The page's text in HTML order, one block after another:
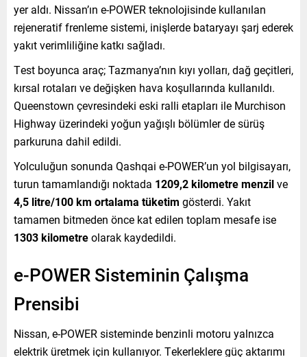
yer aldı. Nissan’ın e-POWER teknolojisinde kullanılan
rejeneratif frenleme sistemi, inişlerde bataryayı şarj ederek
yakıt verimliliğine katkı sağladı.
Test boyunca araç; Tazmanya’nın kıyı yolları, dağ geçitleri,
kırsal rotaları ve değişken hava koşullarında kullanıldı.
Queenstown çevresindeki eski ralli etapları ile Murchison
Highway üzerindeki yoğun yağışlı bölümler de sürüş
parkuruna dahil edildi.
Yolculuğun sonunda Qashqai e-POWER’un yol bilgisayarı,
turun tamamlandığı noktada 1209,2 kilometre menzilve
4,5 litre/100 km ortalama tüketim gösterdi. Yakıt
tamamen bitmeden önce kat edilen toplam mesafe ise
1303 kilometreolarak kaydedildi.
e-POWER Sisteminin Çalışma
Prensibi
Nissan, e-POWER sisteminde benzinli motoru yalnızca
elektrik üretmek için kullanıyor. Tekerleklere güç aktarımı